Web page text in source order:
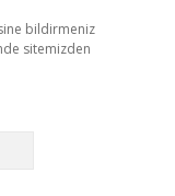
bildirmeniz
sitemizden